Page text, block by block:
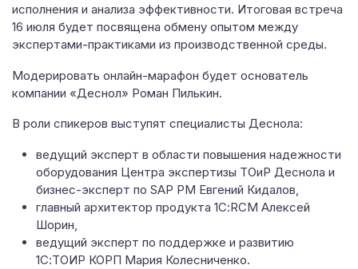
исполнения и анализа эффективности. Итоговая встреча
16 июля будет посвящена обмену опытом между
экспертами-практиками из производственной среды.
Модерировать онлайн-марафон будет основатель
компании «Деснол» Роман Пилькин.
В роли спикеров выступят специалисты Деснола:
ведущий эксперт в области повышения надежности
оборудования Центра экспертизы ТОиР Деснола и
бизнес-эксперт по SAP PM Евгений Кидалов,
главный архитектор продукта 1С:RCM Алексей
Шорин,
ведущий эксперт по поддержке и развитию
1С:ТОИР КОРП Мария Колесниченко.